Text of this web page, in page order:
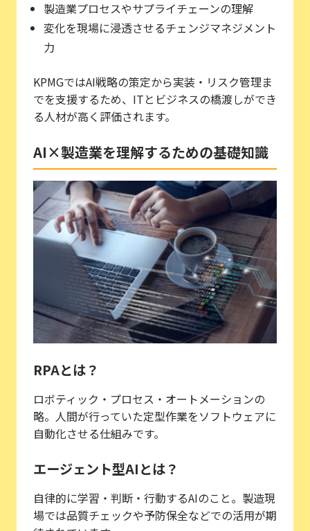
製造業プロセスやサプライチェーンの理解
変化を現場に浸透させるチェンジマネジメント
力
KPMGではAI戦略の策定から実装・リスク管理ま
でを支援するため、ITとビジネスの橋渡しができ
る人材が高く評価されます。
AI×製造業を理解するための基礎知識
RPAとは？
ロボティック・プロセス・オートメーションの
略。人間が行っていた定型作業をソフトウェアに
自動化させる仕組みです。
エージェント型AIとは？
自律的に学習・判断・行動するAIのこと。製造現
場では品質チェックや予防保全などでの活用が期